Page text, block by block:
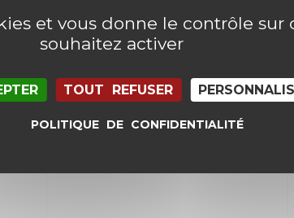
dans le navigateur pour mon
et vous donne le contrôle sur
souhaitez activer
TOUT REFUSER
POLITIQUE DE CONFIDENTIALITÉ